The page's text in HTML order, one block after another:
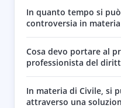
In quanto tempo si
controversia in materia
Cosa devo portare al
professionista del
In materia di Civile, si
attraverso una